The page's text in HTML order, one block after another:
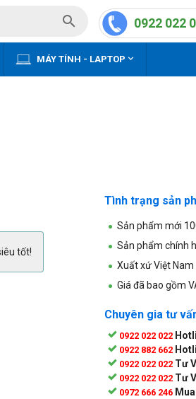
0922 022

MÁY TÍNH - LAPTOP 
tốt!
Tình trạng sản
Sản phẩm mới
Sản phẩm chính
Xuất xứ Việt Nam
Giá đã bao gồm
Chuyên gia tư
0922 022 022
0922 882 662
0922 022 022 Tư
0922 022 022 Tư
0972 666 246